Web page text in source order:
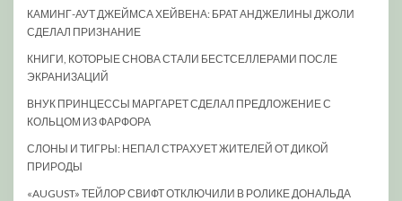
КАМИНГ-АУТ ДЖЕЙМСА ХЕЙВЕНА: БРАТ АНДЖЕЛИНЫ ДЖОЛИ
СДЕЛАЛ ПРИЗНАНИЕ
КНИГИ, КОТОРЫЕ СНОВА СТАЛИ БЕСТСЕЛЛЕРАМИ ПОСЛЕ
ЭКРАНИЗАЦИЙ
ВНУК ПРИНЦЕССЫ МАРГАРЕТ СДЕЛАЛ ПРЕДЛОЖЕНИЕ С
КОЛЬЦОМ ИЗ ФАРФОРА
СЛОНЫ И ТИГРЫ: НЕПАЛ СТРАХУЕТ ЖИТЕЛЕЙ ОТ ДИКОЙ
ПРИРОДЫ
«AUGUST» ТЕЙЛОР СВИФТ ОТКЛЮЧИЛИ В РОЛИКЕ ДОНАЛЬДА